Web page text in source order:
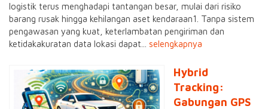
logistik terus menghadapi tantangan besar, mulai dari risiko
barang rusak hingga kehilangan aset kendaraan1. Tanpa sistem
pengawasan yang kuat, keterlambatan pengiriman dan
ketidakakuratan data lokasi dapat... selengkapnya
Hybrid
Tracking:
Gabungan GPS